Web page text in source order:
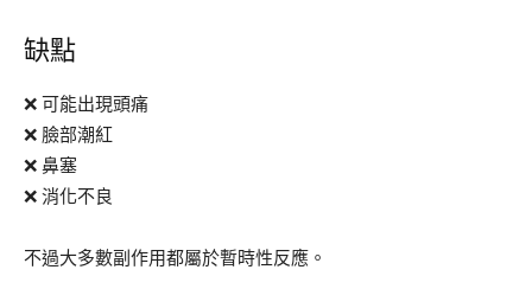
缺點
❌ 可能出現頭痛
❌ 臉部潮紅
❌ 鼻塞
❌ 消化不良
不過大多數副作用都屬於暫時性反應。